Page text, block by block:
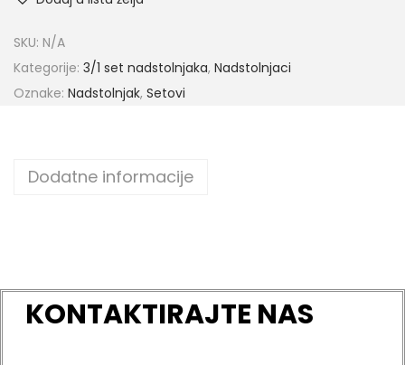
SKU: N/A
Kategorije: 3/1 set nadstolnjaka, Nadstolnjaci
Oznake: Nadstolnjak, Setovi
Dodatne informacije
KONTAKTIRAJTE NAS